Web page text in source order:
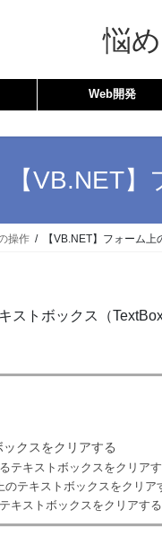
悩
Web開発
【VB.NET
操作 【VB.NET】フォーム
ストボックス（
クスをクリアする
テキストボックスをクリア
のテキストボックスをクリア
キストボックスをクリアする